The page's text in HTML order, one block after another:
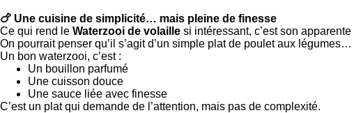
🍗 Une cuisine de simplicité… mais pleine de finesse
Ce qui rend le Waterzooi de volaille si intéressant, c’est son
On pourrait penser qu’il s’agit d’un simple plat de poulet aux
Un bon waterzooi, c’est :
Un bouillon parfumé
Une cuisson douce
Une sauce liée avec finesse
C’est un plat qui demande de l’attention, mais pas de complexité.